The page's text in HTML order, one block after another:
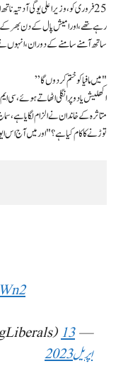
25 فروری کو، وزیر اعلی یوگی
رہے تھے، اور امیش پال کے دن بھر کے
ساتھ آمنے سامنے کے دوران، انہوں نے
"میں مافیا کو ختم کر دوں گا”
اکھلیش یادو پر انگلی اٹھاتے ہوئے، سی
متاثرہ کے خاندان نے الزام لگایا ہے،
توڑنے کا کام کیا ہے؟ "اور میں آج اس
— INFERNO (@SmokingLiberals)
13
اپریل 2023